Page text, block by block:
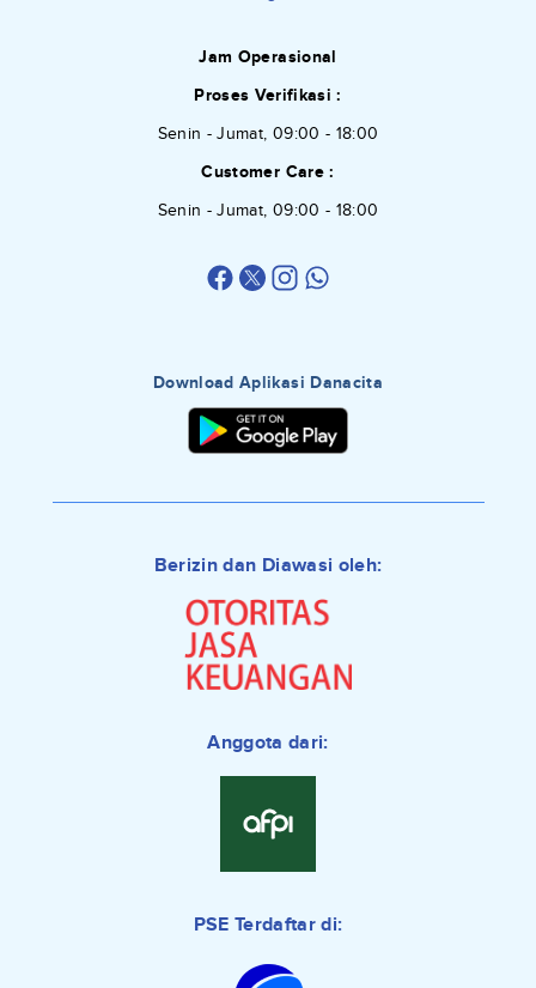
Jam Operasional
Proses Verifikasi :
Senin - Jumat, 09:00 - 18:00
Customer Care :
Senin - Jumat, 09:00 - 18:00
Download Aplikasi Danacita
Berizin dan Diawasi oleh:
Anggota dari:
PSE Terdaftar di: